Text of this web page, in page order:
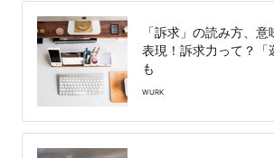
「訴求」の読み方、
表現！訴求力って？「
も
WURK